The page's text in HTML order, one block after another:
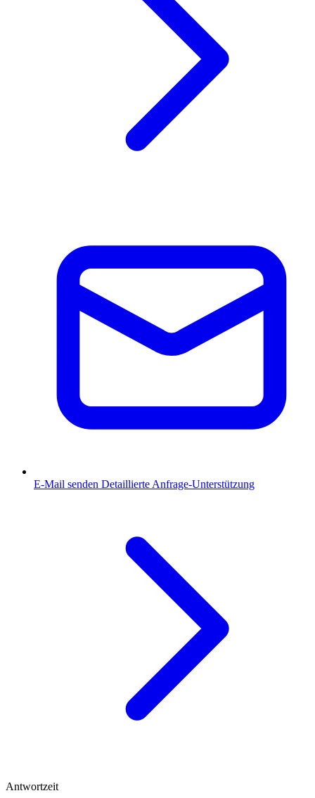
E-Mail senden Detaillierte Anfrage-Unterstützung
Antwortzeit